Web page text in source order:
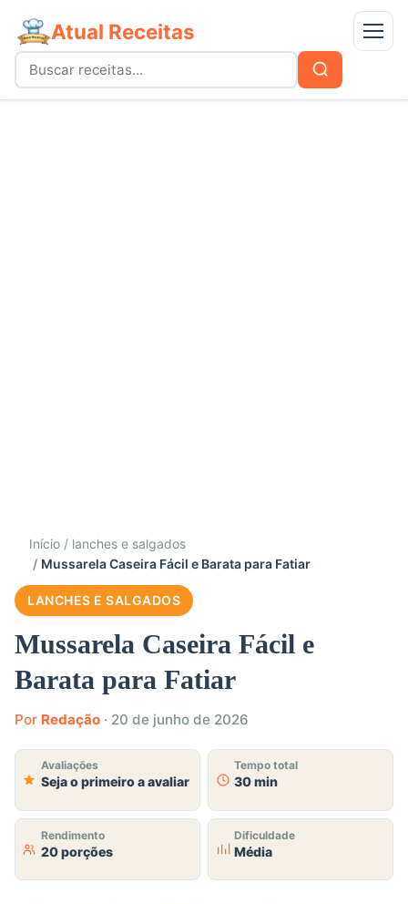
Atual Receitas Menu
Buscar
por:
Buscar
Início
lanches e salgados
Mussarela Caseira Fácil e Barata para Fatiar
LANCHES E SALGADOS
Mussarela Caseira Fácil e
Barata para Fatiar
Por Redação · 20 de junho de 2026
Avaliações
Seja o primeiro a avaliar
Tempo total
30 min
Rendimento
20 porções
Dificuldade
Média